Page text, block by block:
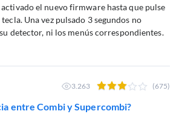
el nuevo firmware hasta que pulse
Una vez pulsado 3 segundos no
detector, ni los menús correspondientes.
entre Combi y Supercombi?
3.263 (675)